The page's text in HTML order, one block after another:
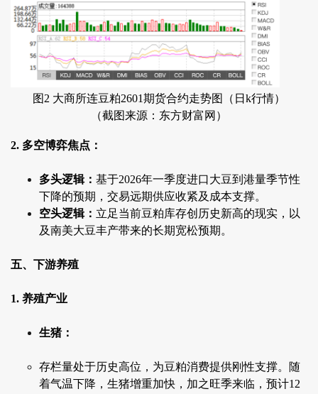
图2 大商所连豆粕2601期货合约走势图（日k行情）
（截图来源：东方财富网）
2. 多空博弈焦点：
多头逻辑： 基于2026年一季度进口大豆到港量季节性
下降的预期，交易远期供应收紧及成本支撑。
空头逻辑： 立足当前豆粕库存创历史新高的现实，以
及南美大豆丰产带来的长期宽松预期。
五、下游养殖
1. 养殖产业
生猪：
存栏量处于历史高位，为豆粕消费提供刚性支撑。随
着气温下降，生猪增重加快，加之旺季来临，预计12